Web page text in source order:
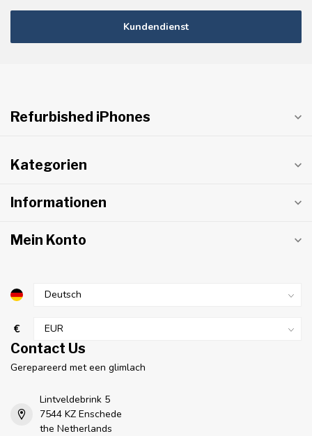
Kundendienst
Refurbished iPhones
Kategorien
Informationen
Mein Konto
€
Contact Us
Gerepareerd met een glimlach
Lintveldebrink 5
7544 KZ Enschede
the Netherlands